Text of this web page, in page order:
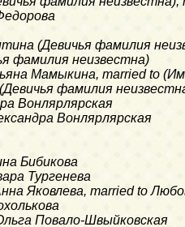
(Девичья фамилия
фамилия неизвестна)
Мамыкина, married to
фамилия
Вонлярлярская
Вонлярлярская
Бибикова
Тургенева
Яковлева, married to
Повало-Швыйковская